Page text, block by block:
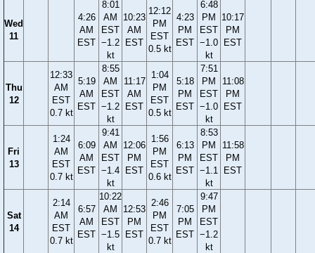
Wed
11
4:26
AM
EST
8:01
AM
EST
−1.2
kt
10:23
AM
EST
12:12
PM
EST
0.5 kt
4:23
PM
EST
6:48
PM
EST
−1.0
kt
10:17
PM
EST
Thu
12
12:33
AM
EST
0.7 kt
5:19
AM
EST
8:55
AM
EST
−1.2
kt
11:17
AM
EST
1:04
PM
EST
0.5 kt
5:18
PM
EST
7:51
PM
EST
−1.0
kt
11:08
PM
EST
Fri
13
1:24
AM
EST
0.7 kt
6:09
AM
EST
9:41
AM
EST
−1.4
kt
12:06
PM
EST
1:56
PM
EST
0.6 kt
6:13
PM
EST
8:53
PM
EST
−1.1
kt
11:58
PM
EST
Sat
14
2:14
AM
EST
0.7 kt
6:57
AM
EST
10:22
AM
EST
−1.5
kt
12:53
PM
EST
2:46
PM
EST
0.7 kt
7:05
PM
EST
9:47
PM
EST
−1.2
kt